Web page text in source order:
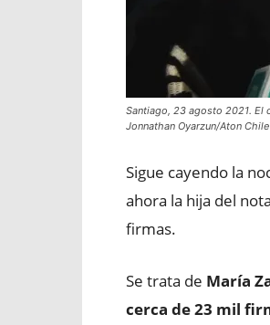
Santiago, 23 agosto 2021. El
Jonnathan Oyarzun/Aton Chile
Sigue cayendo la
ahora la hija del
firmas.
Se trata de María
cerca de 23 mil